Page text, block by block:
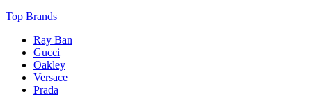
Top Brands
Ray Ban
Gucci
Oakley
Versace
Prada